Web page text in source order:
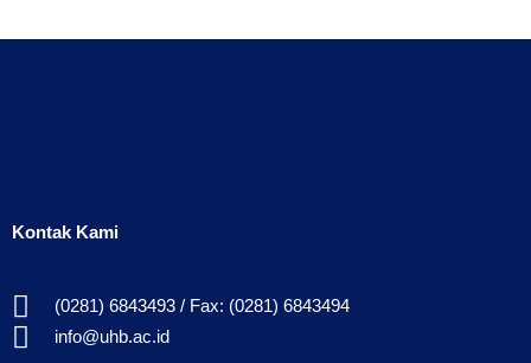
Kontak Kami
(0281) 6843493 / Fax: (0281) 6843494
info@uhb.ac.id